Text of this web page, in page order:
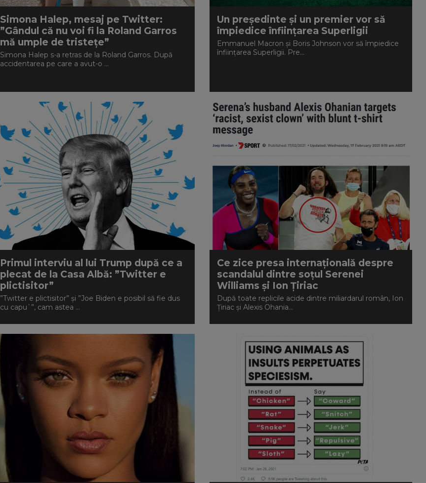
Simona Halep, mesaj pe Twitter:
”Gândul că nu voi fi la Roland Garros
mă umple de tristeţe”
Simona Halep s-a retras de la Roland Garros. După
accidentarea pe care a avut-o ...
Un președinte și un premier vor să
împiedice înființarea Superligii
Emmanuel Macron şi Boris Johnson vor să împiedice
înființarea Superligii. Pre...
Primul interviu al lui Trump după ce a
plecat de la Casa Albă: ”Twitter e
plictisitor”
”Twitter e plictisitor” și ”Joe Biden e posibil să fie dus
cu capu`”, cam astea ...
Ce zice presa internațională despre
scandalul dintre soțul Serenei
Williams și Ion Țiriac
După toate replicile acide dintre miliardarul român, Ion
Țiriac și Alexis Ohania...